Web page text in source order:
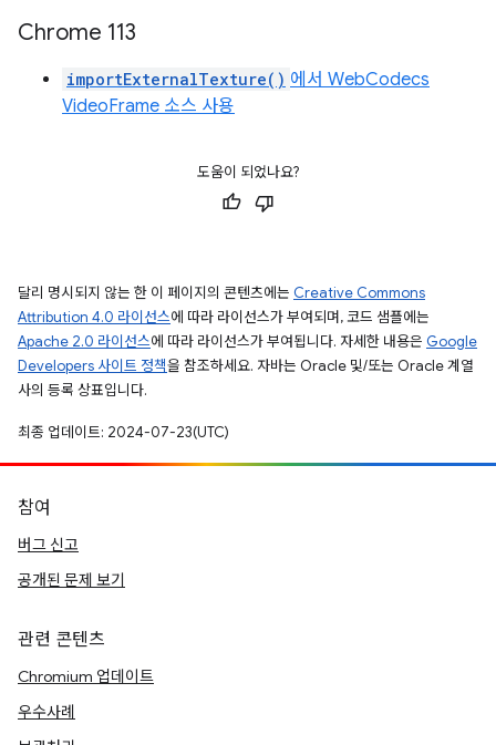
Chrome 113
importExternalTexture() 에서 WebCodecs
VideoFrame 소스 사용
도움이 되었나요?
달리 명시되지 않는 한 이 페이지의 콘텐츠에는 Creative Commons
Attribution 4.0 라이선스에 따라 라이선스가 부여되며, 코드 샘플에는
Apache 2.0 라이선스에 따라 라이선스가 부여됩니다. 자세한 내용은 Google
Developers 사이트 정책을 참조하세요. 자바는 Oracle 및/또는 Oracle 계열
사의 등록 상표입니다.
최종 업데이트: 2024-07-23(UTC)
참여
버그 신고
공개된 문제 보기
관련 콘텐츠
Chromium 업데이트
우수사례